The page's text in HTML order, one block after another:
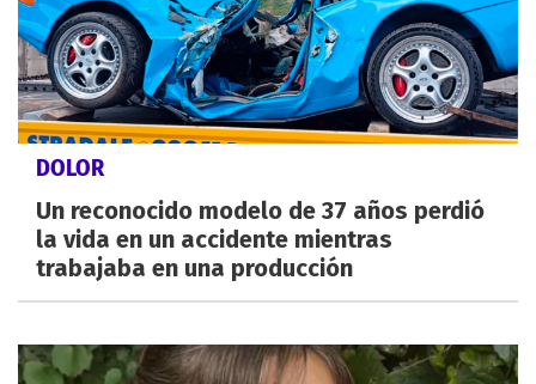
DOLOR
Un reconocido modelo de 37 años perdió
la vida en un accidente mientras
trabajaba en una producción